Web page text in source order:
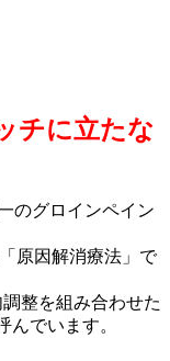
チに立たな
のグロインペイン
原因解消療法」で
整を組み合わせた
んでいます。